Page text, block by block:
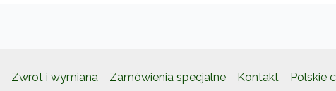
Zwrot i wymiana Zamówienia specjalne Kontakt Polskie